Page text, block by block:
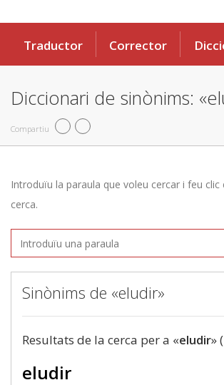
Traductor Corrector
Diccionari de sinònims:
Compartiu
Introduïu la paraula que voleu cercar i feu clic
cerca.
Sinònims de «eludir»
Resultats de la cerca per a «eludir»
eludir